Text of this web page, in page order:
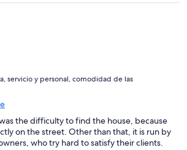
servicio y personal, comodidad de las
the difficulty to find the house, because
on the street. Other than that, it is run by
who try hard to satisfy their clients.